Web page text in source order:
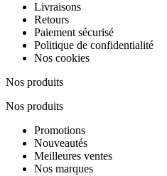
Livraisons
Retours
Paiement sécurisé
Politique de confidentialité
Nos cookies
Nos produits
Nos produits
Promotions
Nouveautés
Meilleures ventes
Nos marques